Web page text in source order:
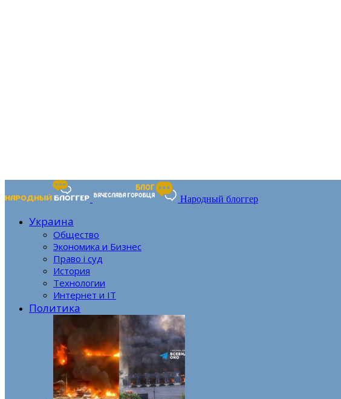
Народный блоггер
Украина
Общество
Экономика и Бизнес
Право і суд
История
Технологии
Интернет и IT
Политика